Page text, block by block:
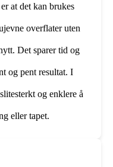
at det kan brukes
overflater uten
Det sparer tid og
og pent resultat. I
og enklere å
eller tapet.